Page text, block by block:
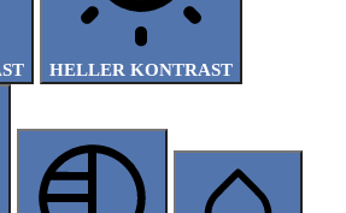
HELLER KONTRAST